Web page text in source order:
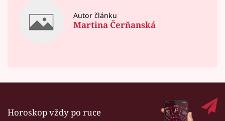
Autor článku
Martina Čerňanská
Horoskop vždy po ruce